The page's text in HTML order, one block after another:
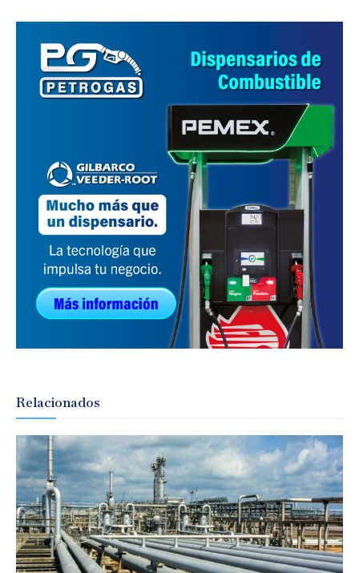
Relacionados